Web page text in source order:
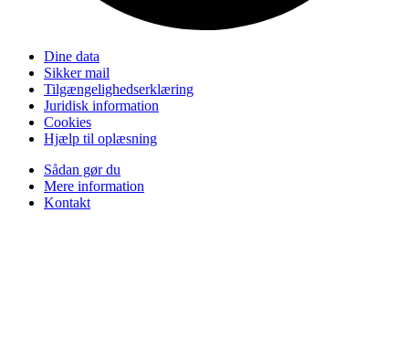
Dine data
Sikker mail
Tilgængelighedserklæring
Juridisk information
Cookies
Hjælp til oplæsning
Sådan gør du
Mere information
Kontakt